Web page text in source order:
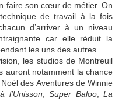
faire son cœur de métier. On
de travail à la fois
d’arriver à un niveau
car elle réduit la
les uns des autres.
les studios de Montreuil
auront notamment la chance
des Aventures de Winnie
l'Unisson ,Super Baloo,La